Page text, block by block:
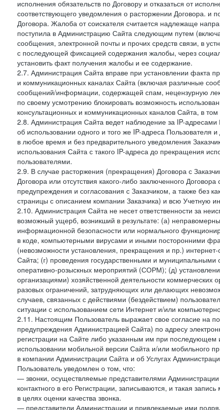
исполнения обязательств по Договору и отказаться от
соответствующего уведомления о расторжении Договора. и
Договора. Жалоба от соискателя считается надлежаще
поступила в Администрацию Сайта следующим путем
сообщения, электронной почты и прочих средств связи, в
с последующей фиксацией содержания жалобы, через
установить факт получения жалобы и ее содержание.
2.7. Администрация Сайта вправе при установлении факта
и коммуникационных каналах Сайта (включая различные
сообщений/информации, содержащей спам, нецензурную
по своему усмотрению блокировать возможность
консультационных и коммуникационных каналов Сайта, в
2.8. Администрация Сайта ведет наблюдение за IP-
об использовании одного и того же IP-адреса Пользователя
в любое время и без предварительного уведомления
использования Сайта с такого IP-адреса до прекращения
пользователями.
2.9. В случае расторжения (прекращения) Договора с
Договора или отсутствия какого-либо заключенного
предупреждения и согласования с Заказчиком, а также без
страницы с описанием компании Заказчика) и всю Учетную
2.10. Администрация Сайта не несет ответственности за
возможный ущерб, возникший в результате: (а)
информационной безопасности или нормального
в коде, компьютерными вирусами и иными посторонними
(невозможности установления, прекращения и пр.)
Сайта; (г) проведения государственными и
оперативно-розыскных мероприятий (СОРМ); (д)
организациями) хозяйственной деятельности коммерческих
разовых ограничений, затрудняющих или делающих
случаев, связанных с действиями (бездействием)
ситуации с использованием сети Интернет и/или
2.11. Настоящим Пользователь выражает свое согласие на
предупреждения Администрацией Сайта) по адресу
регистрации на Сайте либо указанным им при
использовании мобильной версии Сайта и/или мобильного
в компании Администрации Сайта и об Услугах
Пользователь уведомлен о том, что:
— звонки, осуществляемые представителями
контактного в его Регистрации, записываются, и такая
в целях оценки качества звонка.
— представители Администрации и привлекаемые ими